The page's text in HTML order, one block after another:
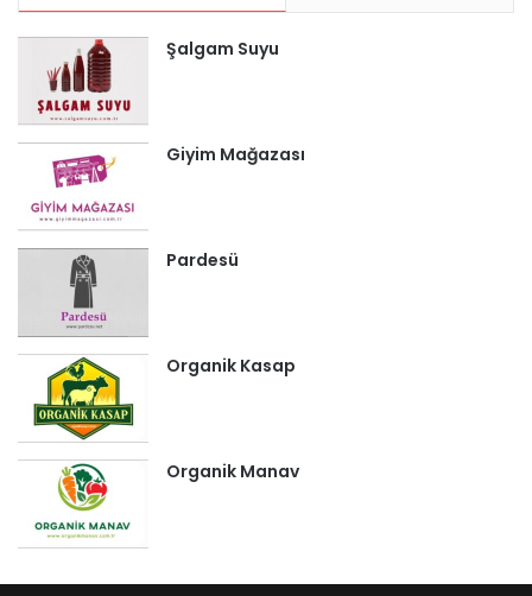
Şalgam Suyu
Giyim Mağazası
Pardesü
Organik Kasap
Organik Manav